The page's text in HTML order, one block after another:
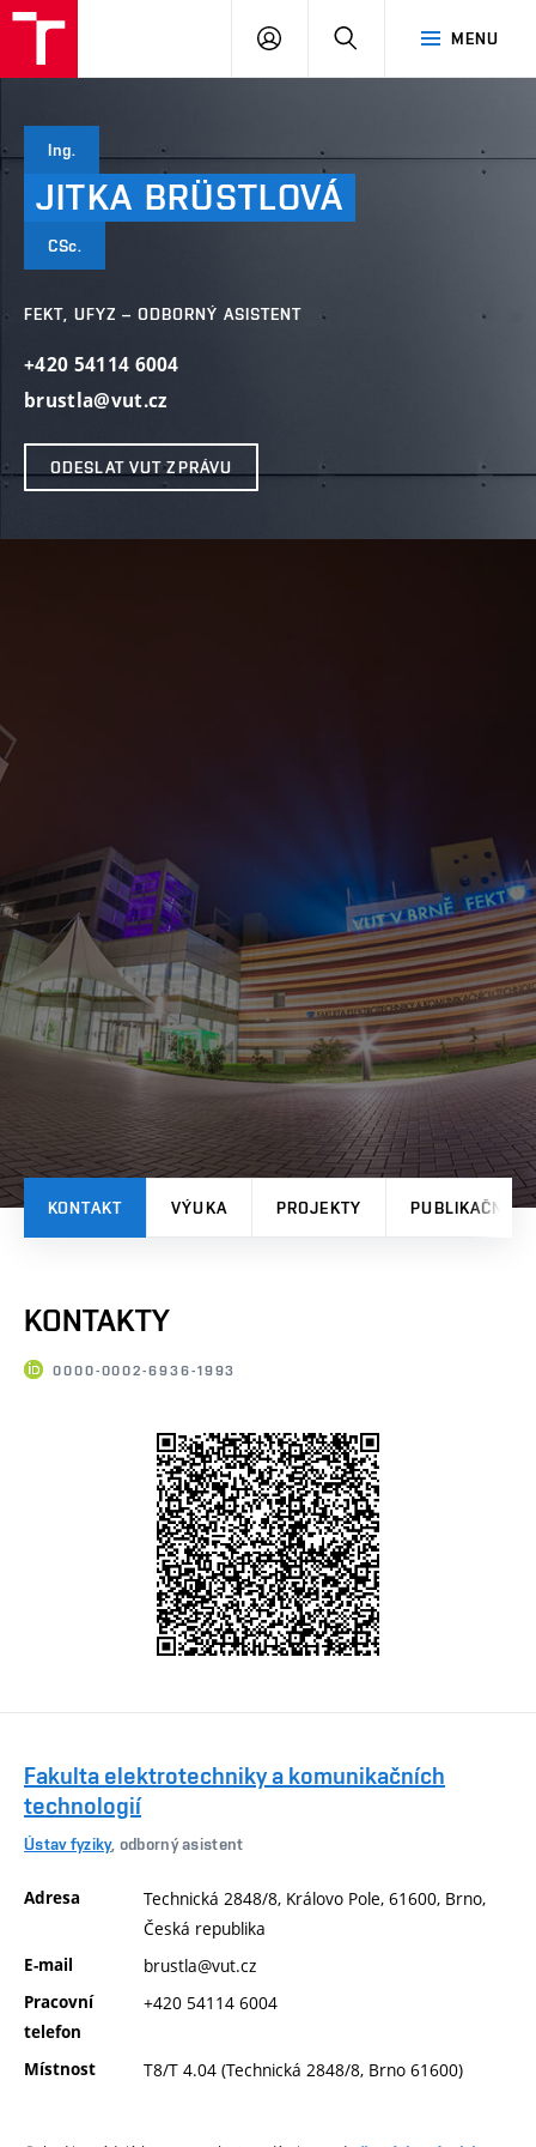
MENU
PŘIHLÁSIT
Ing.
JITKA BRÜSTLOVÁ
CSc.
FEKT, UFYZ – ODBORNÝ ASISTENT
+420 54114 6004
brustla@vut.cz
ODESLAT VUT ZPRÁVU
KONTAKT VÝUKA PROJEKTY PUBLIKAČNÍ
KONTAKTY
0000-0002-6936-1993
Fakulta elektrotechniky a komunikačních
technologií
Ústav fyziky, odborný asistent
Adresa
Technická 2848/8, Královo Pole, 61600, Brno,
Česká republika
E-mail brustla@vut.cz
Pracovní
telefon
+420 54114 6004
Místnost T8/T 4.04 (Technická 2848/8, Brno 61600)